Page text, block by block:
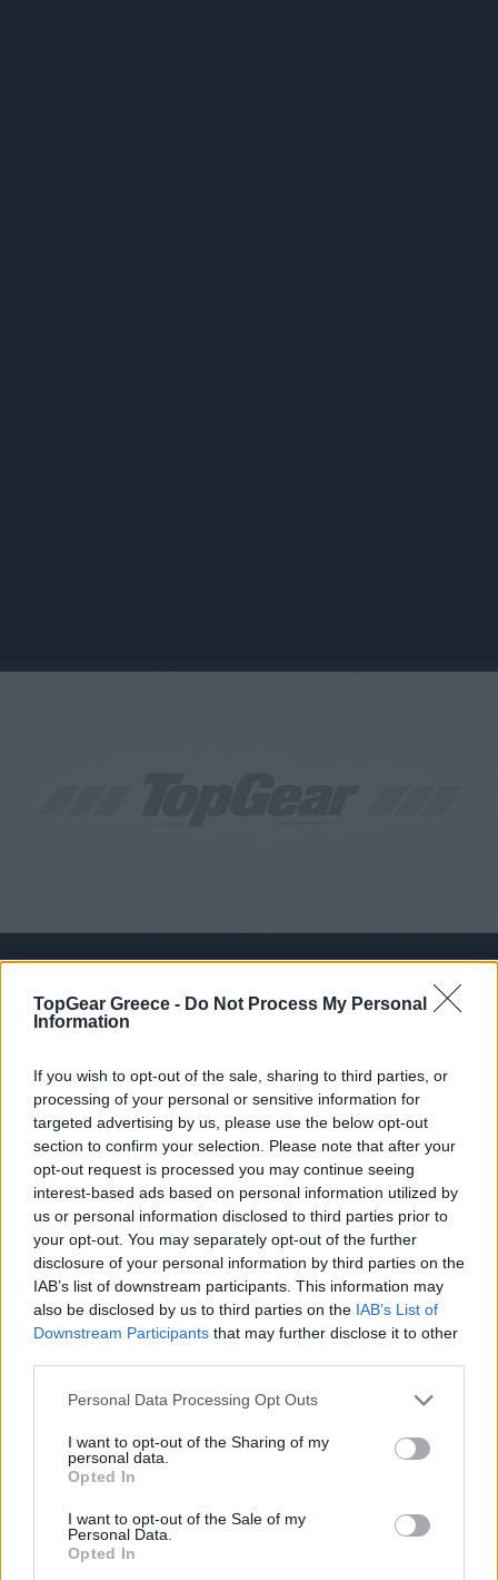
TopGear Greece - Do Not Process My Personal
Information
If you wish to opt-out of the sale, sharing to third parties, or
processing of your personal or sensitive information for
targeted advertising by us, please use the below opt-out
section to confirm your selection. Please note that after your
opt-out request is processed you may continue seeing
interest-based ads based on personal information utilized by
us or personal information disclosed to third parties prior to
your opt-out. You may separately opt-out of the further
disclosure of your personal information by third parties on the
IAB’s list of downstream participants. This information may
also be disclosed by us to third parties on the IAB’s List of
Downstream Participants that may further disclose it to other
Please note that this website/app uses one or more Google
not limited to your visit or usage behaviour. You may click to
grant or deny consent to Google and its third-party tags to
use your data for below specified purposes in below Google
consent section.
Personal Data Processing Opt Outs
I want to opt-out of the Sharing of my
personal data.
Opted In
I want to opt-out of the Sale of my
Personal Data.
Opted In
ΔΕΥ, 18 ΜΑΪ 2026
Kimera K39: Σύγχρονη εκδοχή της
Ferrari F40 με κινητήρα Koenigsegg
(εικόνες)
ΓΡΑΦΕΙ:ΑΡΓΥΡΗΣ ΑΓΓΕΛΟΠΟΥΛΟΣ
ΚΥΡ, 17 ΜΑΪ 2026
Mercedes-AMG: Με κινητήρα V8 και 650
ίππους έρχεται το νέο εντυπωσιακό coupe
ΑΡΓΥΡΗΣ ΑΓΓΕΛΟΠΟΥΛΟΣ